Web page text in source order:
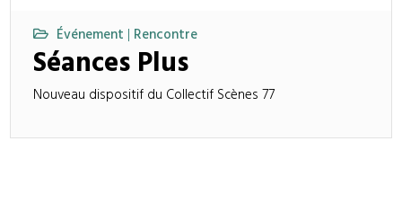
Événement | Rencontre
Séances Plus
Nouveau dispositif du Collectif Scènes 77